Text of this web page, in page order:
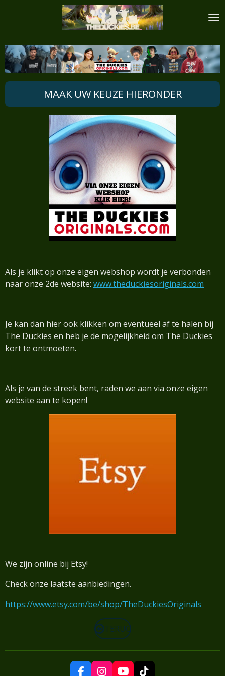
de
hoofdinhoud
MAAK UW KEUZE HIERONDER
Als je klikt op onze eigen webshop wordt je verbonden
naar onze 2de website: www.theduckiesoriginals.com
Je kan dan hier ook klikken om eventueel af te halen bij
The Duckies en heb je de mogelijkheid om The Duckies
kort te ontmoeten.
Als je van de streek bent, raden we aan via onze eigen
website aan te kopen!
We zijn online bij Etsy!
Check onze laatste aanbiedingen.
https://www.etsy.com/be/shop/TheDuckiesOriginals
TERUG